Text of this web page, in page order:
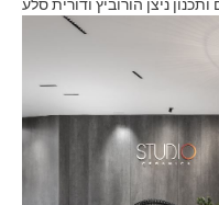
ניצן הורוביץ ודורית סלע